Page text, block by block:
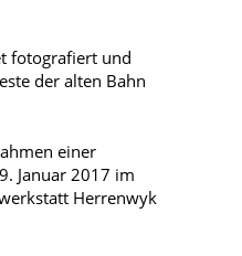
fotografiert und
der alten Bahn
einer
Januar 2017 im
Herrenwyk